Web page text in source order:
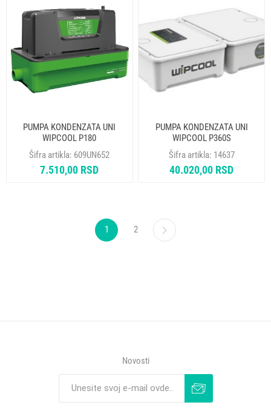
PUMPA KONDENZATA UNI
WIPCOOL P180
Šifra artikla: 609UN652
7.510,00 RSD
PUMPA KONDENZATA UNI
WIPCOOL P360S
Šifra artikla: 14637
40.020,00 RSD
1 2
Novosti